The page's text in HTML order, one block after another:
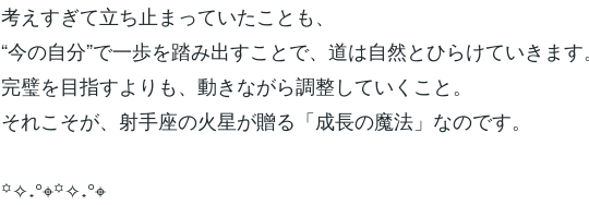
考えすぎて立ち止まっていたことも、
“今の自分”で一歩を踏み出すことで、道は自然とひらけていきます
完璧を目指すよりも、動きながら調整していくこと。
それこそが、射手座の火星が贈る「成長の魔法」なのです。
꙳✧˖°⌖꙳✧˖°⌖